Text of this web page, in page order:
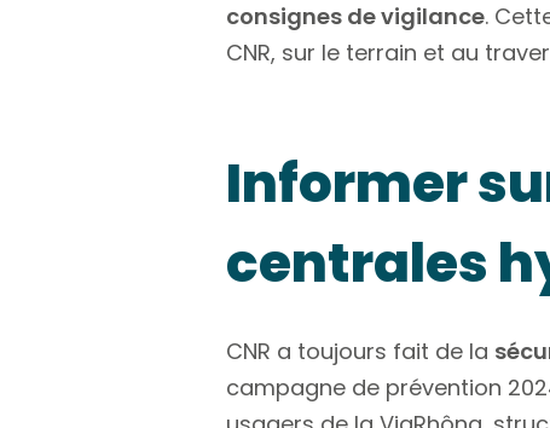
consignes de vigilance.
CNR, sur le terrain et au
Informer
centrales
CNR a toujours fait de la
campagne de prévention